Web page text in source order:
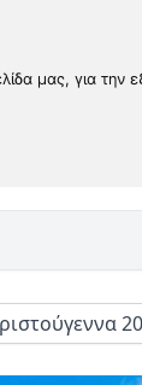
μας, για